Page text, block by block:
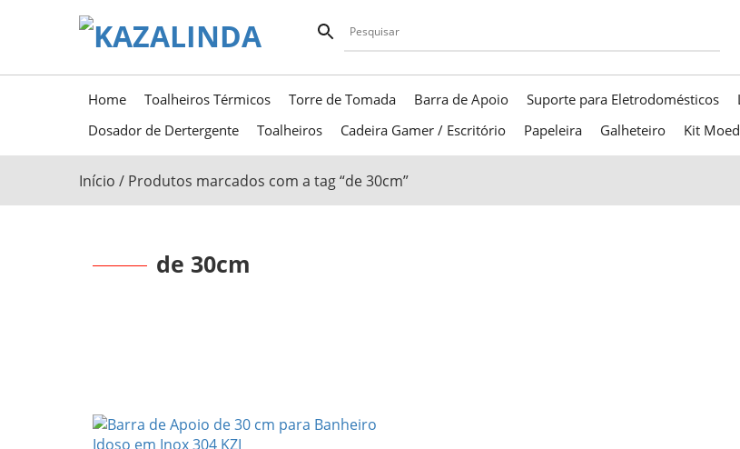
Home Toalheiros Térmicos Torre de Tomada Barra de Apoio Suporte para Eletrodomésticos
Dosador de Dertergente
Toalheiros Cadeira Gamer / Escritório Papeleira Galheteiro Kit
Início / Produtos marcados com a tag “de 30cm”
de 30cm